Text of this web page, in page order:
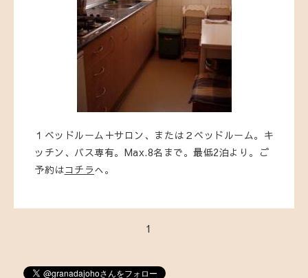
１ベッドルーム＋サロン、または２ベッドルーム。キ
ッチン、バス専有。Max.8名まで。最低2泊より。ご
予約はコチラへ。
1